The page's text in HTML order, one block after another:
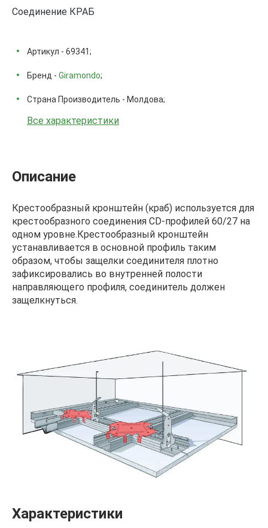
Соединение КРАБ
Артикул - 69341;
Бренд - Giramondo;
Страна Производитель - Молдова;
Все характеристики
Описание
Крестообразный кронштейн (краб) используется для
крестообразного соединения CD-профилей 60/27 на
одном уровне.Крестообразный кронштейн
устанавливается в основной профиль таким
образом, чтобы защелки соединителя плотно
зафиксировались во внутренней полости
направляющего профиля, соединитель должен
защелкнуться.
Характеристики